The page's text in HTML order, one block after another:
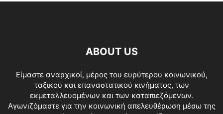
ABOUT US
Είμαστε αναρχικοί, μέρος του ευρύτερου κοινωνικού,
ταξικού και επαναστατικού κινήματος, των
εκμεταλλευομένων και των καταπιεζόμενων.
Αγωνιζόμαστε για την κοινωνική απελευθέρωση μέσω της